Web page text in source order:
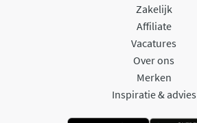
Zakelijk
Affiliate
Vacatures
Over ons
Merken
Inspiratie & advies